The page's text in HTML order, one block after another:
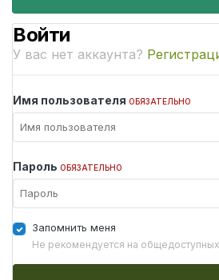
Войти
У вас нет аккаунта?
Имя пользователя ОБЯЗАТЕЛЬНО
Пароль ОБЯЗАТЕЛЬНО
Запомнить меня
Не рекомендуется на